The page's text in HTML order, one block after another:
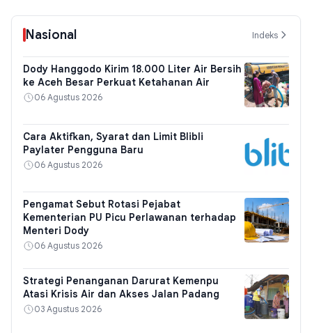
Nasional Indeks
Dody Hanggodo Kirim 18.000 Liter Air Bersih
ke Aceh Besar Perkuat Ketahanan Air
06 Agustus 2026
Cara Aktifkan, Syarat dan Limit Blibli
Paylater Pengguna Baru
06 Agustus 2026
Pengamat Sebut Rotasi Pejabat
Kementerian PU Picu Perlawanan terhadap
Menteri Dody
06 Agustus 2026
Strategi Penanganan Darurat Kemenpu
Atasi Krisis Air dan Akses Jalan Padang
03 Agustus 2026